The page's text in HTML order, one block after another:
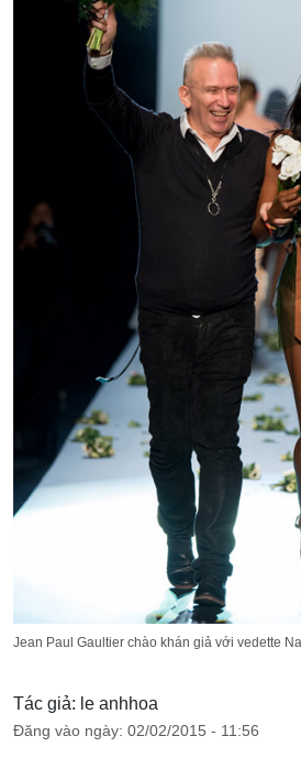
Jean Paul Gaultier chào khán giả với vedette
Tác giả: le anhhoa
Đăng vào ngày: 02/02/2015 - 11:56